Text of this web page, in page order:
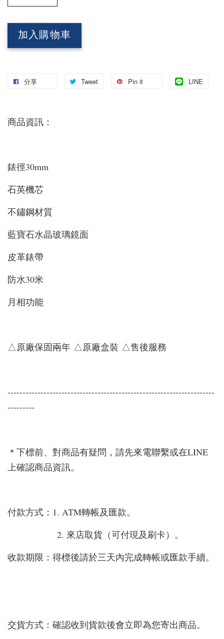
加入購物車
分享 Tweet Pin it LINE
商品資訊：
錶徑30mm
石英機芯
不鏽鋼材質
藍寶石水晶玻璃鏡面
皮革錶帶
防水30米
月相功能
△原廠保固兩年 △原廠盒裝 △售後服務
---------------------------------------------------------------------
---------
＊下標前、對商品有疑問，請先來電聯繫或在LINE
上確認商品資訊。
付款方式：1. ATM轉帳及匯款。
2. 來店取貨（可付現及刷卡）。
收款期限：得標後請於三天內完成轉帳或匯款手續。
交貨方式：確認收到貨款後會立即為您寄出商品。